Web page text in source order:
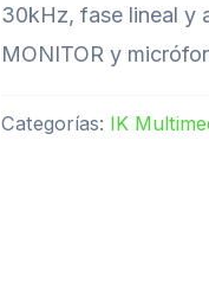
30kHz, fase lineal y
MONITOR y
Categorías: IK